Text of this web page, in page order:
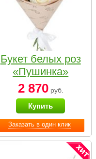
Заказать в один клик
Букет белых роз
«Пушинка»
2 870руб.
Купить